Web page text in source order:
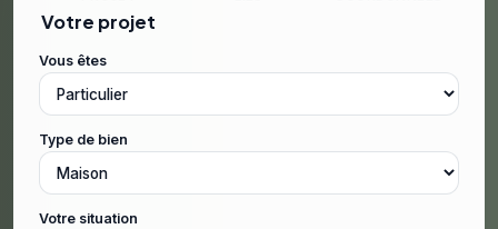
Votre projet
Vous êtes
Type de bien
Votre situation